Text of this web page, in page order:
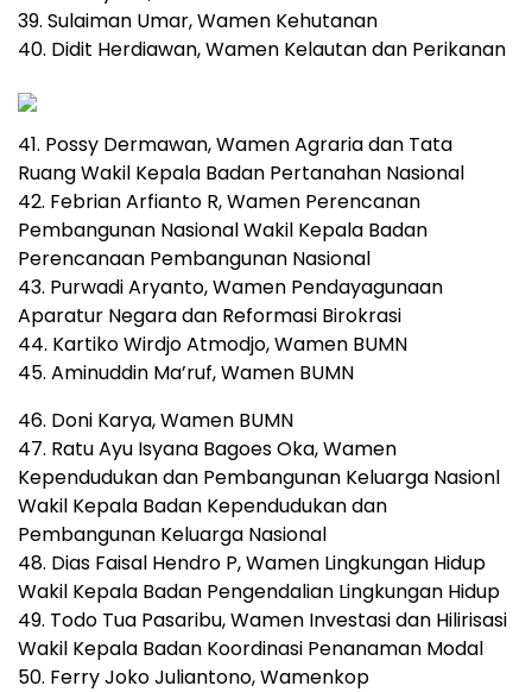
39. Sulaiman Umar, Wamen Kehutanan
40. Didit Herdiawan, Wamen Kelautan dan Perikanan
41. Possy Dermawan, Wamen Agraria dan Tata
Ruang Wakil Kepala Badan Pertanahan Nasional
42. Febrian Arfianto R, Wamen Perencanan
Pembangunan Nasional Wakil Kepala Badan
Perencanaan Pembangunan Nasional
43. Purwadi Aryanto, Wamen Pendayagunaan
Aparatur Negara dan Reformasi Birokrasi
44. Kartiko Wirdjo Atmodjo, Wamen BUMN
45. Aminuddin Ma’ruf, Wamen BUMN
46. Doni Karya, Wamen BUMN
47. Ratu Ayu Isyana Bagoes Oka, Wamen
Kependudukan dan Pembangunan Keluarga Nasionl
Wakil Kepala Badan Kependudukan dan
Pembangunan Keluarga Nasional
48. Dias Faisal Hendro P, Wamen Lingkungan Hidup
Wakil Kepala Badan Pengendalian Lingkungan Hidup
49. Todo Tua Pasaribu, Wamen Investasi dan Hilirisasi
Wakil Kepala Badan Koordinasi Penanaman Modal
50. Ferry Joko Juliantono, Wamenkop